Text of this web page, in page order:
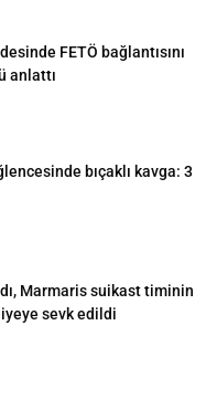
FETÖ bağlantısını
anlattı
bıçaklı kavga: 3
Marmaris suikast timinin
sevk edildi